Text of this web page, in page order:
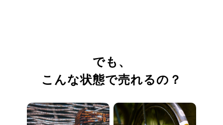
でも、
こんな状態で売れるの？